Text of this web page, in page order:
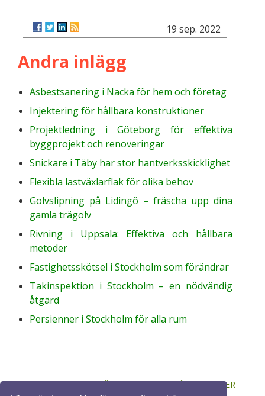
19 sep. 2022
Andra inlägg
Asbestsanering i Nacka för hem och företag
Injektering för hållbara konstruktioner
Projektledning i Göteborg för effektiva
byggprojekt och renoveringar
Snickare i Täby har stor hantverksskicklighet
Flexibla lastväxlarflak för olika behov
Golvslipning på Lidingö – fräscha upp dina
gamla trägolv
Rivning i Uppsala: Effektiva och hållbara
metoder
Fastighetsskötsel i Stockholm som förändrar
Takinspektion i Stockholm – en nödvändig
åtgärd
Persienner i Stockholm för alla rum
© 2026 BYGGASJÄLV.ORG. ALLA RÄTTIGHETER